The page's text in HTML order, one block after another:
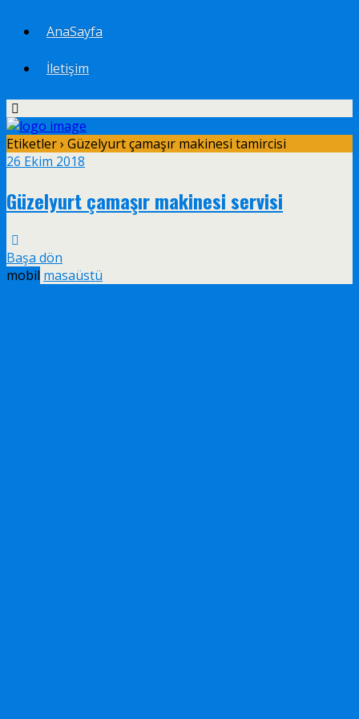
AnaSayfa
İletişim
Etiketler › Güzelyurt çamaşır makinesi tamircisi
26 Ekim 2018
Güzelyurt çamaşır makinesi servisi
Başa dön
mobil masaüstü